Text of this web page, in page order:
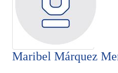
Maribel Márquez